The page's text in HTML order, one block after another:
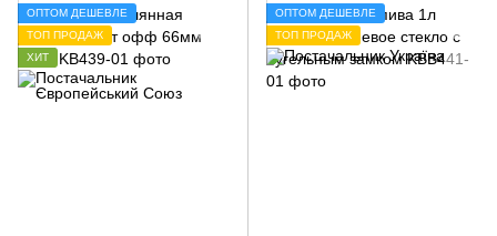
ОПТОМ ДЕШЕВЛЕ
ТОП ПРОДАЖ
ХИТ
ОПТОМ ДЕШЕВЛЕ
ТОП ПРОДАЖ